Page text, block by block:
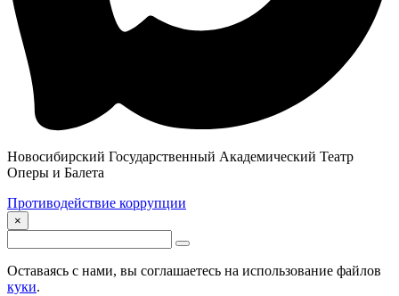
Новосибирский Государственный Академический Театр
Оперы и Балета
Противодействие коррупции
×
Оставаясь с нами, вы соглашаетесь на использование файлов
куки.